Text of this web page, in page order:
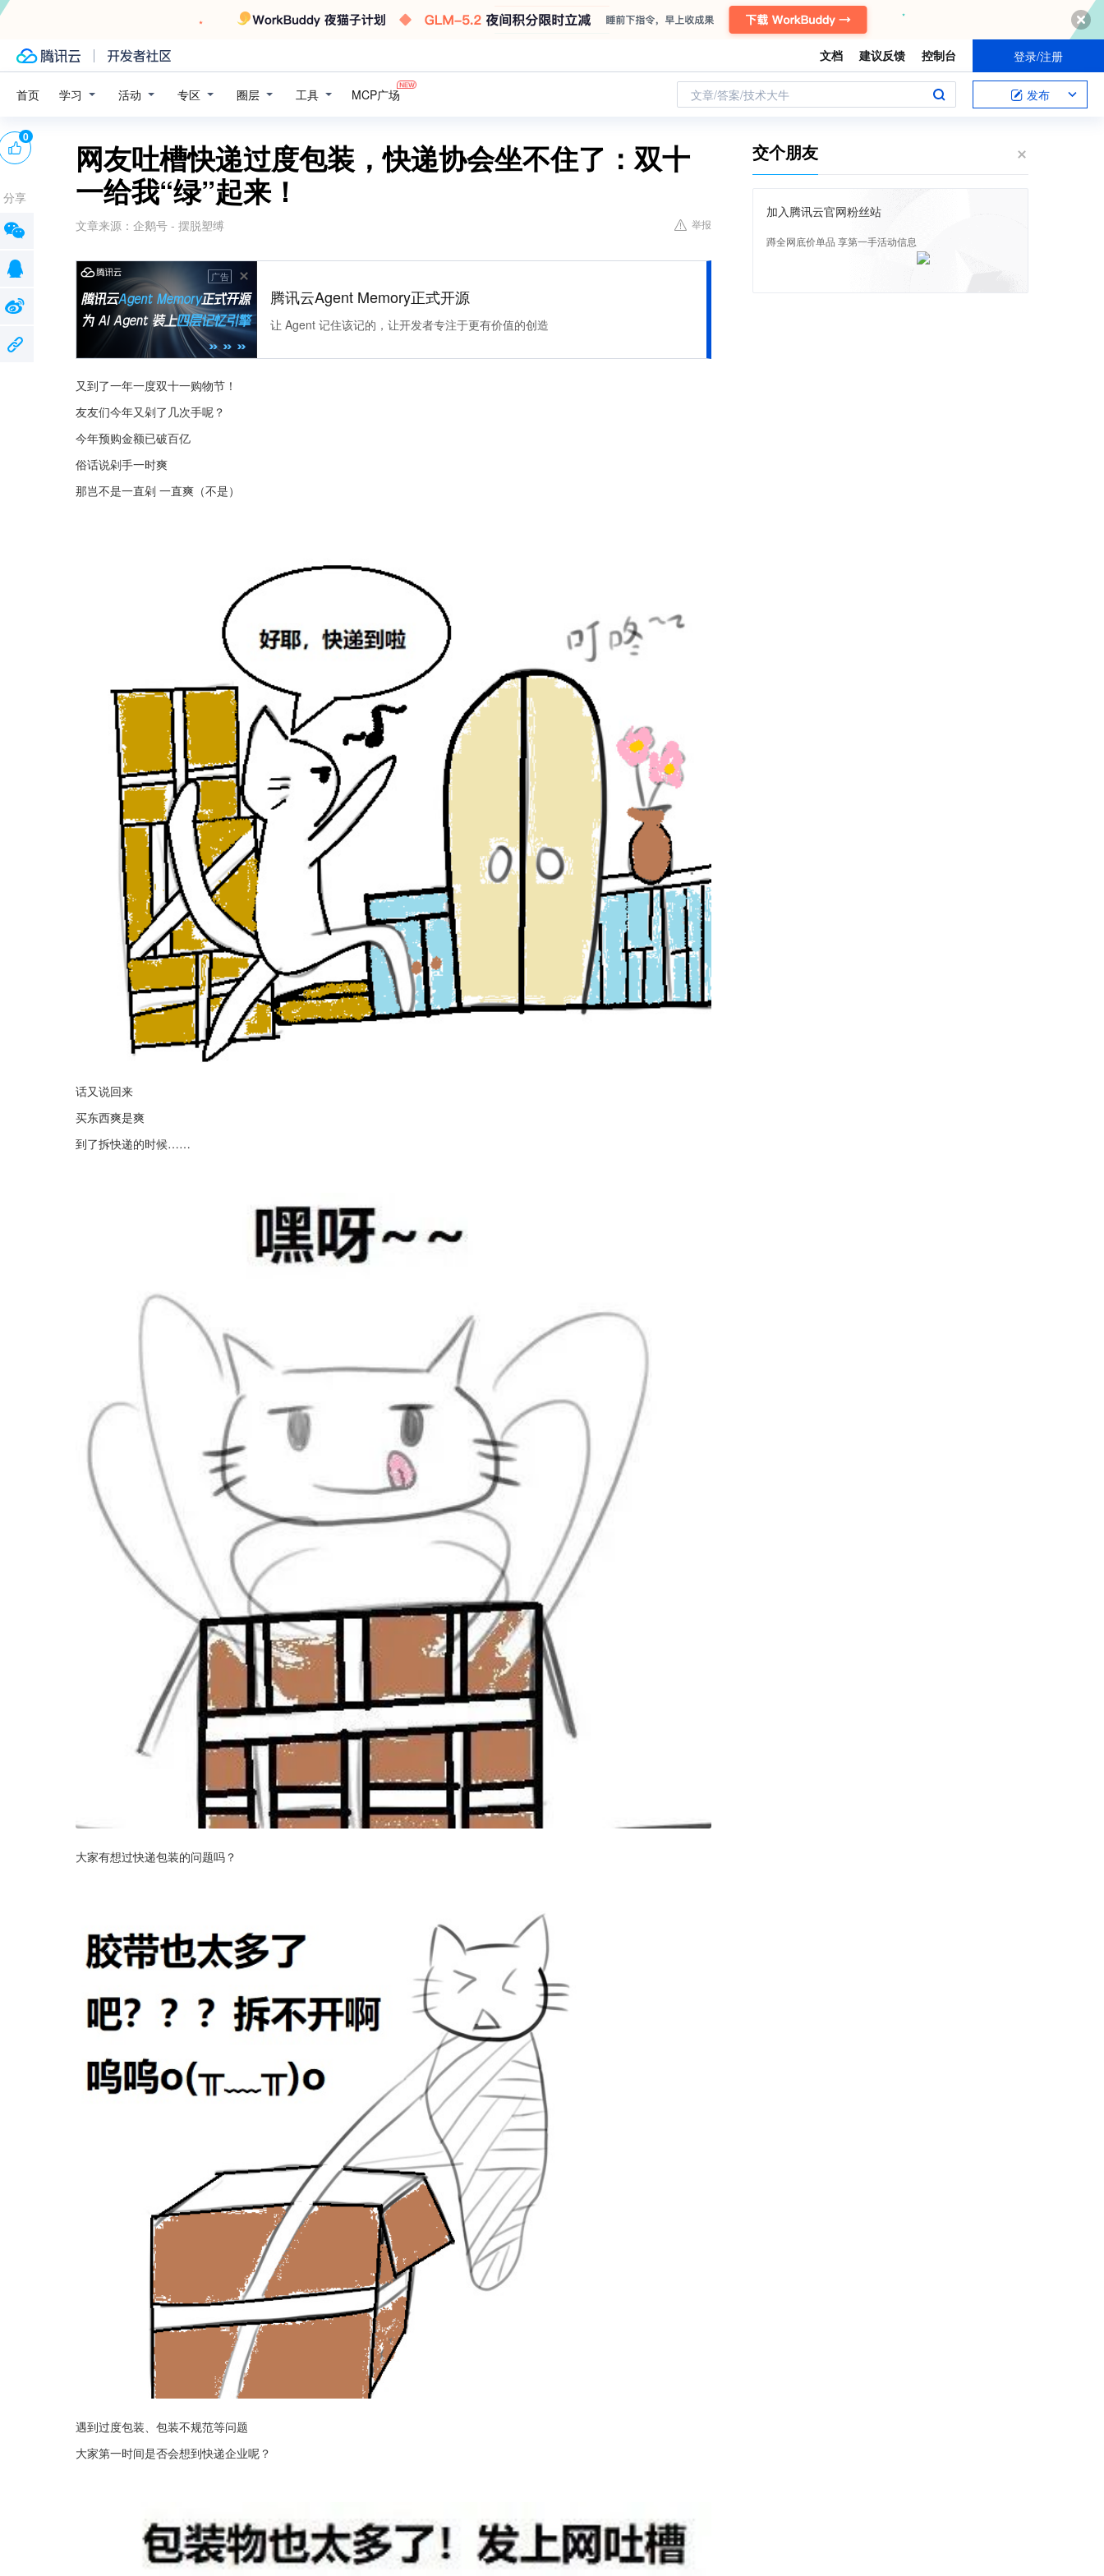
文档 建议反馈 控制台 登录/注册
首页 学习 活动 专区 圈层 工具 MCP广场 文章/答案/技术大牛 发布
网友吐槽快递过度包装，快递协会坐不住了：双十
一给我“绿”起来！
文章来源： 企鹅号 - 摆脱塑缚 举报
广告
腾讯云Agent Memory正式开源
让 Agent 记住该记的，让开发者专注于更有价值的创造
又到了一年一度双十一购物节！
友友们今年又剁了几次手呢？
今年预购金额已破百亿
俗话说剁手一时爽
那岂不是一直剁 一直爽（不是）
话又说回来
买东西爽是爽
到了拆快递的时候……
大家有想过快递包装的问题吗？
遇到过度包装、包装不规范等问题
大家第一时间是否会想到快递企业呢？
0
分享
交个朋友
加入腾讯云官网粉丝站
蹲全网底价单品 享第一手活动信息